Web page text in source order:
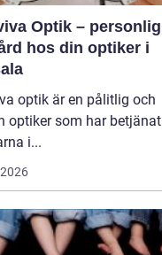
Optik – personlig
hos din optiker i
optik är en pålitlig och
optiker som har betjänat
i...